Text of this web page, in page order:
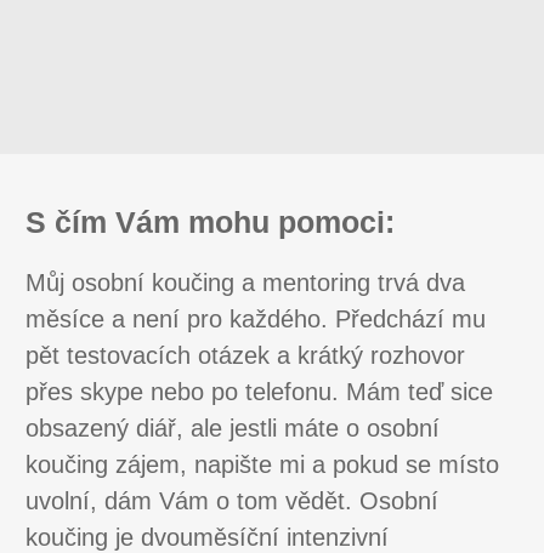
S čím Vám mohu pomoci:
Můj osobní koučing a mentoring trvá dva
měsíce a není pro každého. Předchází mu
pět testovacích otázek a krátký rozhovor
přes skype nebo po telefonu. Mám teď sice
obsazený diář, ale jestli máte o osobní
koučing zájem, napište mi a pokud se místo
uvolní, dám Vám o tom vědět. Osobní
koučing je dvouměsíční intenzivní